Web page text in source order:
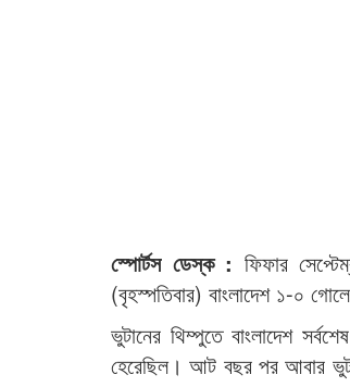
স্পোর্টস ডেস্ক : ফিফার
(বৃহস্পতিবার) বাংলাদেশ ১-০
ভুটানের থিম্পুতে বাংলাদেশ
হেরেছিল। আট বছর পর আবার